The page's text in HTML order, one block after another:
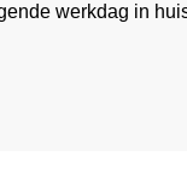
werkdag in